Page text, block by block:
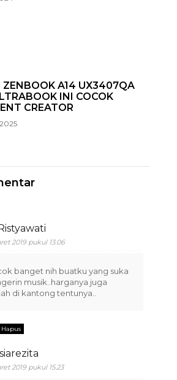
ZENBOOK A14 UX3407QA
INI COCOK
CREATOR
2019 pukul 13.06
banget nih buatku yang suka
musik..harganya juga
di kantong tentunya..
Hapus
2019 pukul 15.23